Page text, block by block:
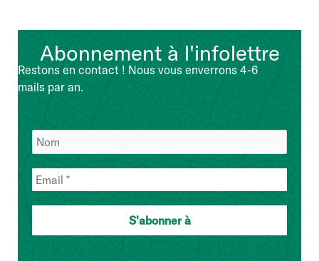
Abonnement à l'infolettre
Restons en contact ! Nous vous enverrons 4-6
mails par an.